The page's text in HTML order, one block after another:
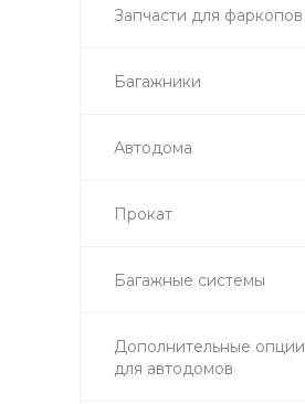
Запчасти для фаркопов
Багажники
Автодома
Прокат
Багажные системы
Дополнительные опции
для автодомов